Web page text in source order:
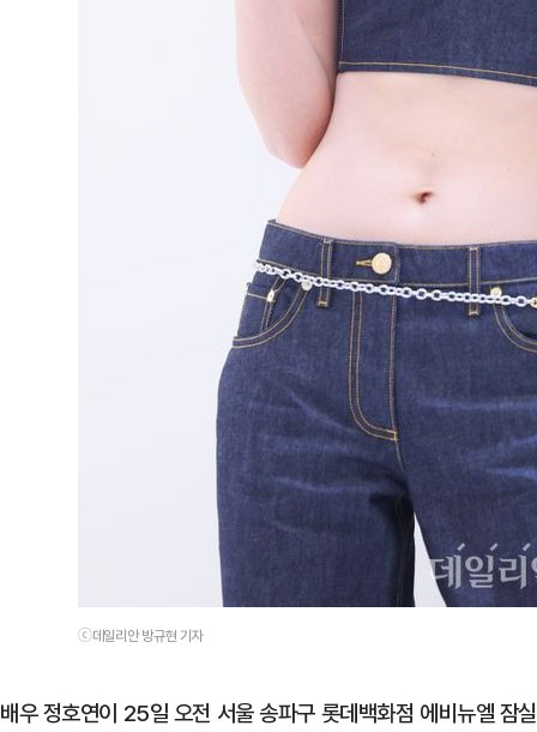
ⓒ데일리안 방규현 기자
배우 정호연이 25일 오전 서울 송파구 롯데백화점 에비뉴엘 잠